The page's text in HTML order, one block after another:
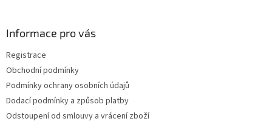
Informace pro vás
Registrace
Obchodní podmínky
Podmínky ochrany osobních údajů
Dodací podmínky a způsob platby
Odstoupení od smlouvy a vrácení zboží